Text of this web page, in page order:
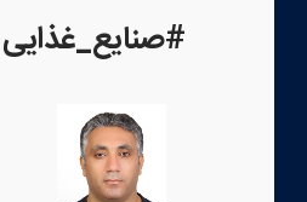
#صنایع_غذایی